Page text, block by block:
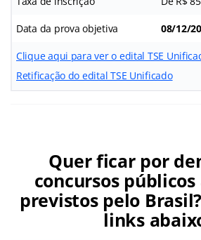
Data da prova objetiva 08/12/
Clique aqui para ver o edital TSE
Retificação do edital TSE Unificado
Quer ficar por
concursos
previstos pelo
links